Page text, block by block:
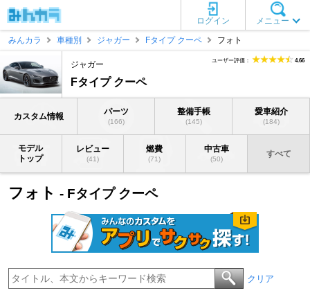
メニュー
ログイン
みんカラ
車種別 ジャガー Fタイプ クーペ フォト
ジャガー
Fタイプ クーペ
ユーザー評価： 4.66
カスタム情報 パーツ
(166)
整備手帳
(145)
愛車紹介
(184)
モデル
トップ
レビュー
(41)
燃費
(71)
中古車
(50)
すべて
フォト - Fタイプ クーペ
クリア